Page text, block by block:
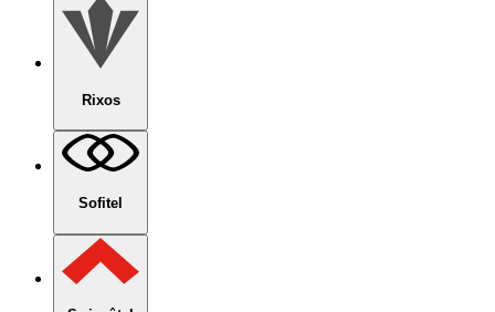
Rixos
Sofitel